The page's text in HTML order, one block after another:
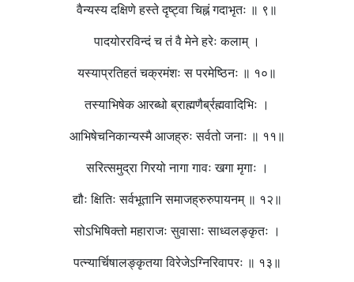
वैन्यस्य दक्षिणे हस्ते दृष्ट्वा चिह्नं गदाभृतः ॥ ९॥
पादयोररविन्दं च तं वै मेने हरेः कलाम् ।
यस्याप्रतिहतं चक्रमंशः स परमेष्ठिनः ॥ १०॥
तस्याभिषेक आरब्धो ब्राह्मणैर्ब्रह्मवादिभिः ।
आभिषेचनिकान्यस्मै आजह्रुः सर्वतो जनाः ॥ ११॥
सरित्समुद्रा गिरयो नागा गावः खगा मृगाः ।
द्यौः क्षितिः सर्वभूतानि समाजह्रुरुपायनम् ॥ १२॥
सोऽभिषिक्तो महाराजः सुवासाः साध्वलङ्कृतः ।
पत्न्यार्चिषालङ्कृतया विरेजेऽग्निरिवापरः ॥ १३॥